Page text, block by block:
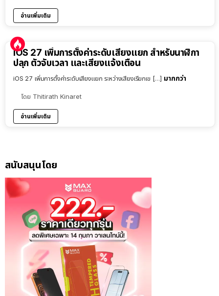
อ่านเพิ่มเติม
iOS 27 เพิ่มการตั้งค่าระดับเสียงแยก สำหรับนาฬิกา
ปลุก ตัวจับเวลา และเสียงแจ้งเตือน
iOS 27 เพิ่มการตั้งค่าระดับเสียงแยก ระหว่างเสียงเรียกเข […] มากกว่า
โดย Thitirath Kinaret
อ่านเพิ่มเติม
สนับสนุนโดย